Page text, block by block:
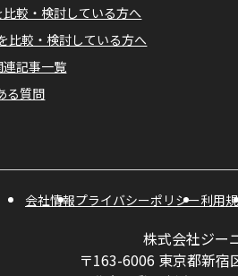
比較・検討している方へ
比較・検討している方へ
連記事一覧
る質問
会社情報プライバシーポリシー利用
株式会社ジー
〒163-6006 東京都新宿